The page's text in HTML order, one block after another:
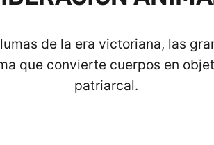
de la era victoriana, las
que convierte cuerpos en
patriarcal.